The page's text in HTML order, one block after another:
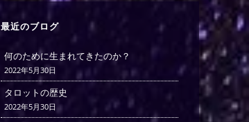
最近のブログ
何のために生まれてきたのか？
2022年5月30日
タロットの歴史
2022年5月30日